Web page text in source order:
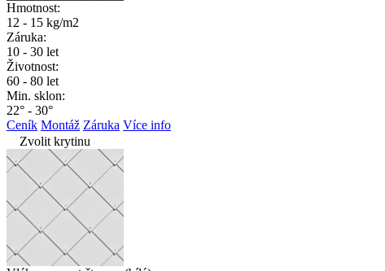
Hmotnost:
12 - 15 kg/m2
Záruka:
10 - 30 let
Životnost:
60 - 80 let
Min. sklon:
22° - 30°
Ceník Montáž Záruka Více info
Zvolit krytinu